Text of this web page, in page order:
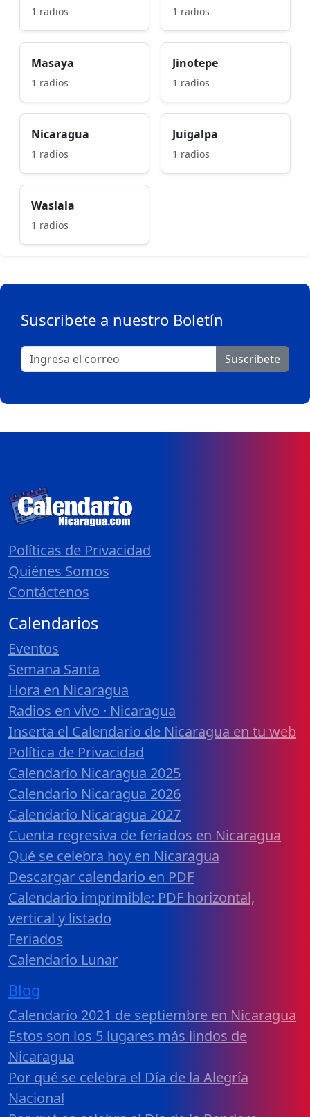
1 radios 1 radios
Masaya
1 radios
Jinotepe
1 radios
Nicaragua
1 radios
Juigalpa
1 radios
Waslala
1 radios
Suscribete a nuestro Boletín
Suscribete
Políticas de Privacidad
Quiénes Somos
Contáctenos
Calendarios
Eventos
Semana Santa
Hora en Nicaragua
Radios en vivo · Nicaragua
Inserta el Calendario de Nicaragua en tu web
Política de Privacidad
Calendario Nicaragua 2025
Calendario Nicaragua 2026
Calendario Nicaragua 2027
Cuenta regresiva de feriados en Nicaragua
Qué se celebra hoy en Nicaragua
Descargar calendario en PDF
Calendario imprimible: PDF horizontal,
vertical y listado
Feriados
Calendario Lunar
Blog
Calendario 2021 de septiembre en Nicaragua
Estos son los 5 lugares más lindos de
Nicaragua
Por qué se celebra el Día de la Alegría
Nacional